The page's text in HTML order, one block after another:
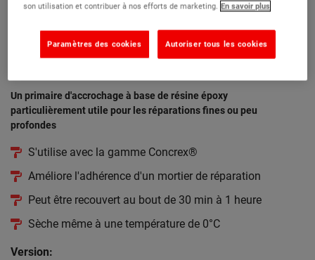
Accroch'plus - Primaire d'accrochage pour
mortier époxy
Un primaire d'accrochage à base de résine époxy
particulièrement utile pour les réparations fines ou peu
profondes
S'utilise avec la gamme Concrex®
Améliore l'adhérence d'un mortier de réparation
Peut être recouvert au bout de 30 min à 1 heure
Sèche même à une température de 0°C
Version:
son utilisation et contribuer à nos efforts de marketing. En savoir plus
Autoriser tous les cookies
Paramètres des cookies